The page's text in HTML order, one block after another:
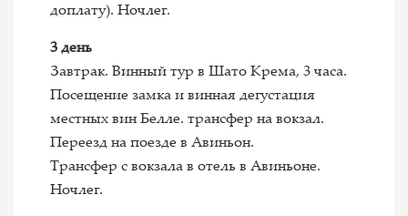
доплату). Ночлег.
3 день
Завтрак. Винный тур в Шато Крема, 3 часа.
Посещение замка и винная дегустация
местных вин Белле. трансфер на вокзал.
Переезд на поезде в Авиньон.
Трансфер с вокзала в отель в Авиньоне.
Ночлег.